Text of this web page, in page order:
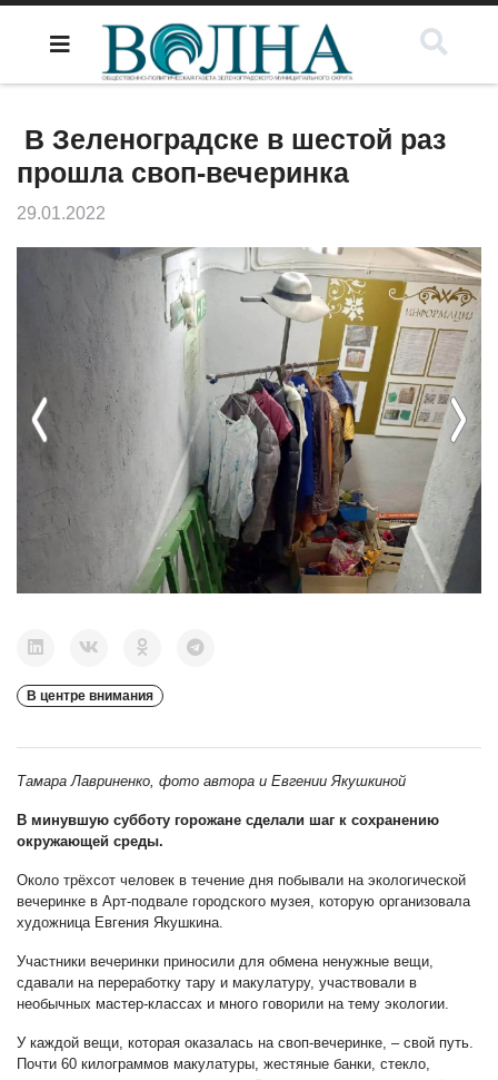
В Зеленоградске в шестой раз
прошла своп-вечеринка
29.01.2022
Previous Next
В центре внимания
Тамара Лавриненко, фото автора и Евгении Якушкиной
В минувшую субботу горожане сделали шаг к сохранению
окружающей среды.
Около трёхсот человек в течение дня побывали на экологической
вечеринке в Арт-подвале городского музея, которую организовала
художница Евгения Якушкина.
Участники вечеринки приносили для обмена ненужные вещи,
сдавали на переработку тару и макулатуру, участвовали в
необычных мастер-классах и много говорили на тему экологии.
У каждой вещи, которая оказалась на своп-вечеринке, – свой путь.
Почти 60 килограммов макулатуры, жестяные банки, стекло,